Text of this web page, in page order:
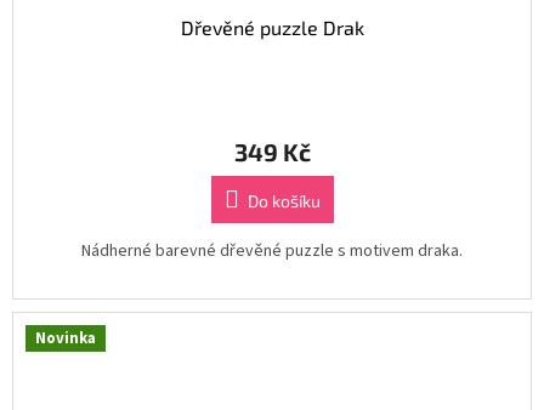
Dřevěné puzzle Drak
349 Kč
Do košíku
Nádherné barevné dřevěné puzzle s motivem draka.
Novinka